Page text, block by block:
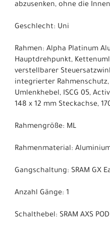
abzusenken, ohne die
Geschlecht: Uni
Rahmen: Alpha Platinum
Hauptdrehpunkt,
verstellbarer
integrierter
Umlenkhebel, ISCG 05,
148 x 12 mm Steckachse,
Rahmengröße: ML
Rahmenmaterial:
Gangschaltung: SRAM GX
Anzahl Gänge: 1
Schalthebel: SRAM AXS POD